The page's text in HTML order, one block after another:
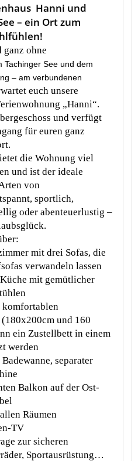
Hanni und
– ein Ort zum
ohne
Tachinger See und dem
– am verbundenen
euch unsere
„Hanni“.
und verfügt
für euren ganz
die Wohnung viel
und ist der ideale
von
sportlich,
oder abenteuerlustig –
mit drei Sofas, die
verwandeln lassen
mit gemütlicher
und 160
ein Zustellbett in einem
werden
separater
Balkon auf der Ost-
Räumen
TV
zur sicheren
Sportausrüstung…